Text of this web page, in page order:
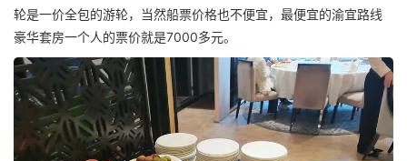
轮是一价全包的游轮，当然船票价格也不便宜，最便宜的渝宜路线
豪华套房一个人的票价就是7000多元。